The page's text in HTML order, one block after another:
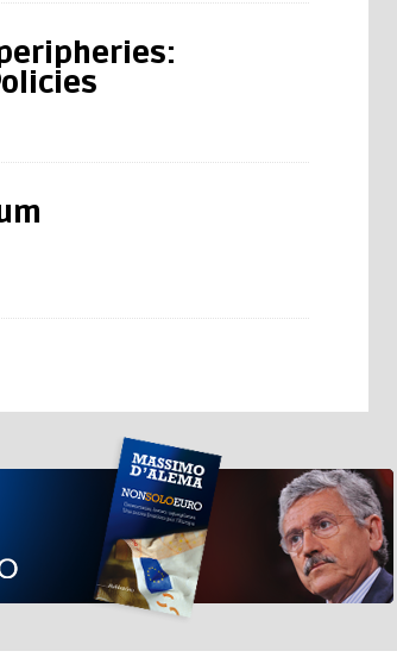
peripheries: